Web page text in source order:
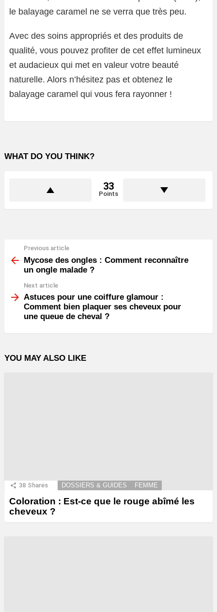
le balayage caramel ne se verra que très peu.
Avec des soins appropriés et des produits de
qualité, vous pouvez profiter de cet effet lumineux
et audacieux qui met en valeur votre beauté
naturelle. Alors n’hésitez pas et obtenez le
balayage caramel qui vous fera rayonner !
WHAT DO YOU THINK?
33
Points
more
Previous article
Mycose des ongles : Comment reconnaître
un ongle malade ?
Next article
Astuces pour une coiffure glamour :
Comment bien plaquer ses cheveux pour
une queue de cheval ?
YOU MAY ALSO LIKE
38 Shares DOSSIERS & GUIDES FEMME
Coloration : Est-ce que le rouge abîmé les
cheveux ?